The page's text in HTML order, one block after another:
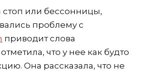
или бессонницы,
проблему с
приводит слова
что у нее как будто
Она рассказала, что не